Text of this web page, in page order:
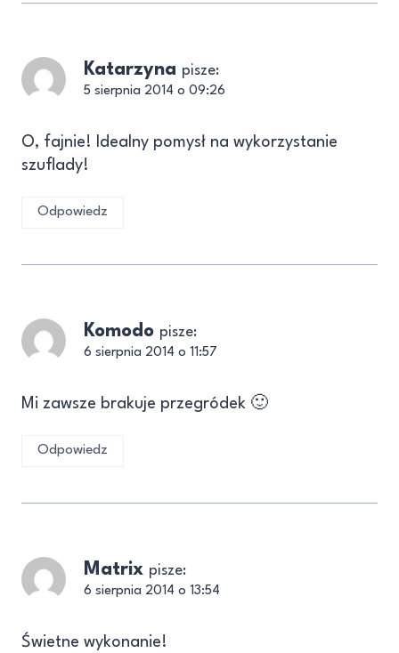
Katarzyna pisze:
5 sierpnia 2014 o 09:26
O, fajnie! Idealny pomysł na wykorzystanie
szuflady!
Odpowiedz
Komodo pisze:
6 sierpnia 2014 o 11:57
Mi zawsze brakuje przegródek 🙂
Odpowiedz
Matrix pisze:
6 sierpnia 2014 o 13:54
Świetne wykonanie!